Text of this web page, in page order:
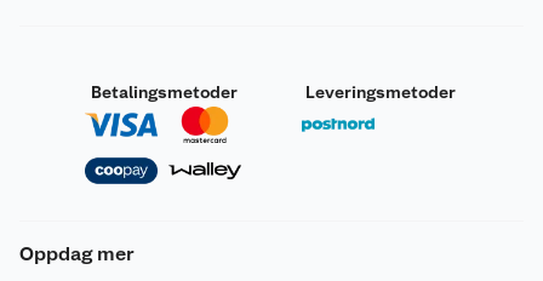
Betalingsmetoder Leveringsmetoder
Oppdag mer